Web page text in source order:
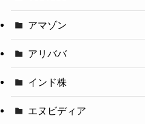
アマゾン
アリババ
インド株
エヌビディア